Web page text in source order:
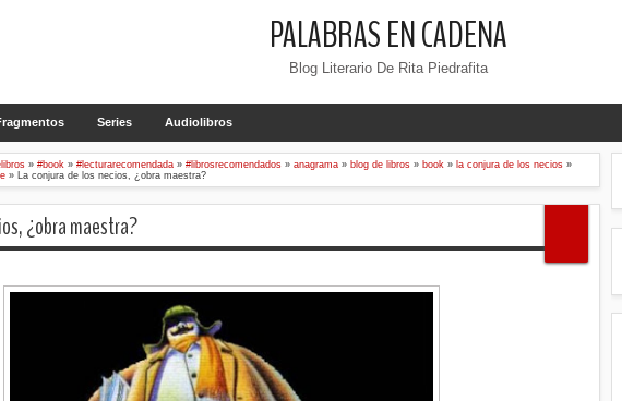
PALABRAS EN CADENA
Blog Literario De Rita Piedrafita
Series Audiolibros
» #book » #lecturarecomendada » #librosrecomendados » anagrama » blog de libros » book » la conjura de los necios »
» La conjura de los necios, ¿obra maestra?
¿obra maestra?